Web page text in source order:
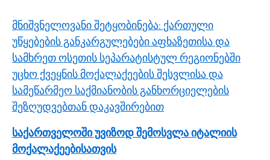
მნიშვნელოვანი შეტყობინება: ქართული
უწყებების განკარგულებები აფხაზეთისა და
სამხრეთ ოსეთის სეპარატისტულ რეგიონებში
უცხო ქვეყნის მოქალაქეების შესვლისა და
სამეწარმეო საქმიანობის განხორციელების
შეზღუდვებთან დაკავშირებით
საქართველოში უვიზოდ შემოსვლა იტალიის
მოქალაქეებისათვის